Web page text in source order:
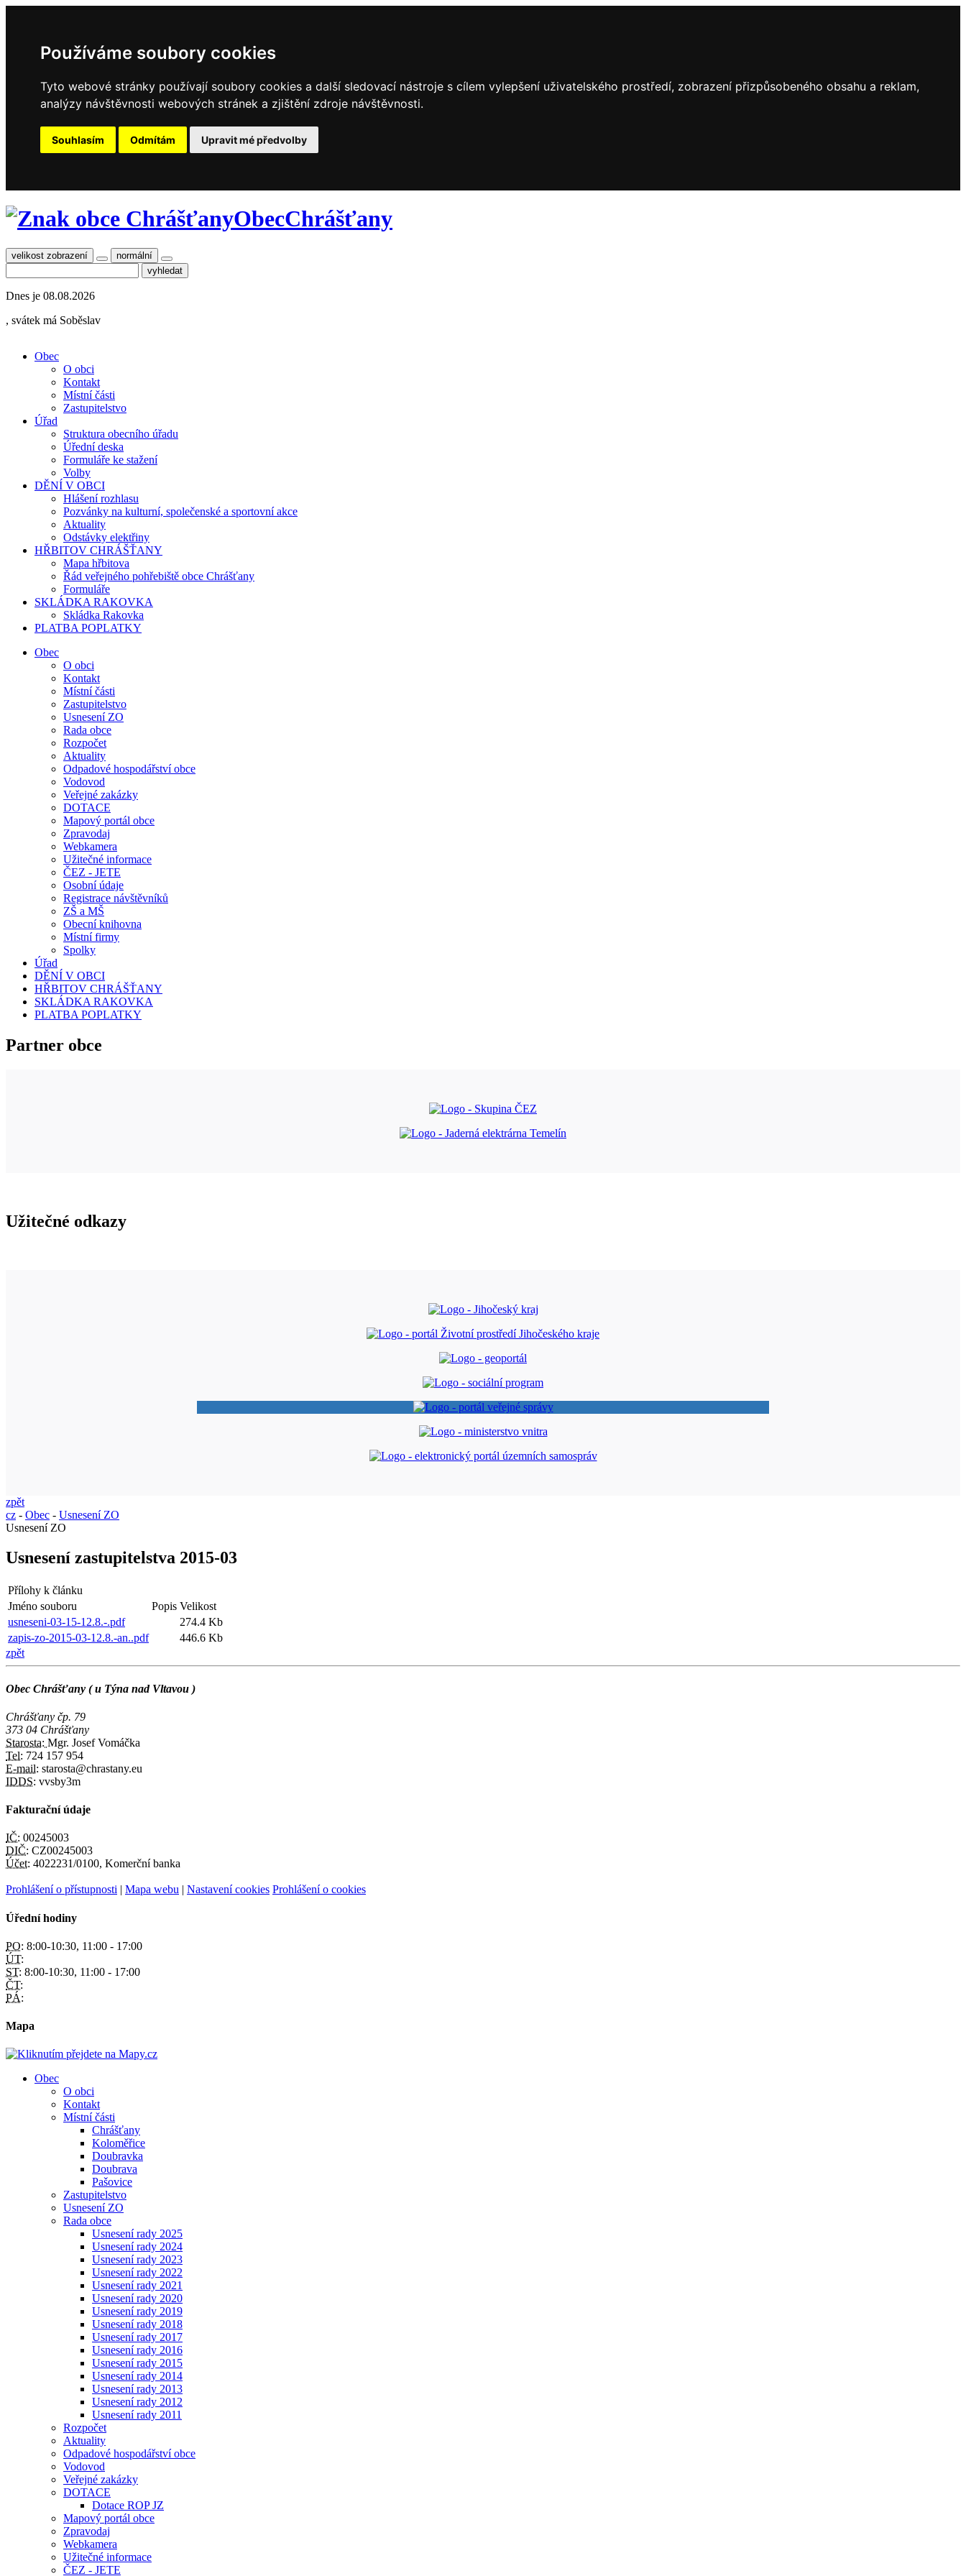
Používáme soubory cookies
Tyto webové stránky používají soubory cookies a další sledovací nástroje s cílem vylepšení uživatelského prostředí, zobrazení přizpůsobeného obsahu a reklam,
analýzy návštěvnosti webových stránek a zjištění zdroje návštěvnosti.
Souhlasím Odmítám Upravit mé předvolby
ObecChrášťany
velikost zobrazení normální
Dnes je 08.08.2026
, svátek má Soběslav
Obec
O obci
Kontakt
Místní části
Zastupitelstvo
Úřad
Struktura obecního úřadu
Úřední deska
Formuláře ke stažení
Volby
DĚNÍ V OBCI
Hlášení rozhlasu
Pozvánky na kulturní, společenské a sportovní akce
Aktuality
Odstávky elektřiny
HŘBITOV CHRÁŠŤANY
Mapa hřbitova
Řád veřejného pohřebiště obce Chrášťany
Formuláře
SKLÁDKA RAKOVKA
Skládka Rakovka
PLATBA POPLATKY
Obec
O obci
Kontakt
Místní části
Zastupitelstvo
Usnesení ZO
Rada obce
Rozpočet
Aktuality
Odpadové hospodářství obce
Vodovod
Veřejné zakázky
DOTACE
Mapový portál obce
Zpravodaj
Webkamera
Užitečné informace
ČEZ - JETE
Osobní údaje
Registrace návštěvníků
ZŠ a MŠ
Obecní knihovna
Místní firmy
Spolky
Úřad
DĚNÍ V OBCI
HŘBITOV CHRÁŠŤANY
SKLÁDKA RAKOVKA
PLATBA POPLATKY
Partner obce
Užitečné odkazy
zpět
cz - Obec - Usnesení ZO
Usnesení ZO
Usnesení zastupitelstva 2015-03
Přílohy k článku
Jméno souboru
Popis Velikost
usneseni-03-15-12.8.-.pdf
274.4 Kb
zapis-zo-2015-03-12.8.-an..pdf
446.6 Kb
zpět
Obec Chrášťany ( u Týna nad Vltavou )
Chrášťany čp. 79
373 04 Chrášťany
Starosta: Mgr. Josef Vomáčka
Tel: 724 157 954
E-mail: starosta@chrastany.eu
IDDS: vvsby3m
Fakturační údaje
IČ: 00245003
DIČ: CZ00245003
Účet: 4022231/0100, Komerční banka
Prohlášení o přístupnosti | Mapa webu | Nastavení cookies Prohlášení o cookies
Úřední hodiny
PO: 8:00-10:30, 11:00 - 17:00
ÚT:
ST: 8:00-10:30, 11:00 - 17:00
ČT:
PÁ:
Mapa
Obec
O obci
Kontakt
Místní části
Chrášťany
Koloměřice
Doubravka
Doubrava
Pašovice
Zastupitelstvo
Usnesení ZO
Rada obce
Usnesení rady 2025
Usnesení rady 2024
Usnesení rady 2023
Usnesení rady 2022
Usnesení rady 2021
Usnesení rady 2020
Usnesení rady 2019
Usnesení rady 2018
Usnesení rady 2017
Usnesení rady 2016
Usnesení rady 2015
Usnesení rady 2014
Usnesení rady 2013
Usnesení rady 2012
Usnesení rady 2011
Rozpočet
Aktuality
Odpadové hospodářství obce
Vodovod
Veřejné zakázky
DOTACE
Dotace ROP JZ
Mapový portál obce
Zpravodaj
Webkamera
Užitečné informace
ČEZ - JETE